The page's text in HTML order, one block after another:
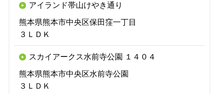
アイランド帯山けやき通り
熊本県熊本市中央区保田窪一丁目
３ＬＤＫ
スカイアークス水前寺公園 １４０４
熊本県熊本市中央区水前寺公園
３ＬＤＫ